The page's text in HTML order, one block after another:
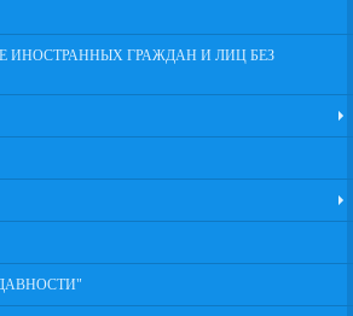
ИНОСТРАННЫХ ГРАЖДАН И ЛИЦ БЕЗ